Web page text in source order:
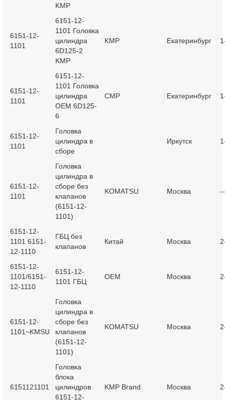
KMP
6151-12-
1101
6151-12-
1101 Головка
цилиндра
6D125-2
KMP
KMP Екатеринбург
6151-12-
1101
6151-12-
1101 Головка
цилиндра
OEM 6D125-
6
CMP Екатеринбург
6151-12-
1101
Головка
цилиндра в
сборе
Иркутск
6151-12-
1101
Головка
цилиндра в
сборе без
клапанов
(6151-12-
1101)
KOMATSU Москва
6151-12-
1101 6151-
12-1110
ГБЦ без
клапанов
Китай Москва
6151-12-
1101/6151-
12-1110
6151-12-
1101 ГБЦ
OEM Москва
6151-12-
1101~KMSU
Головка
цилиндра в
сборе без
клапанов
(6151-12-
1101)
KOMATSU Москва
6151121101
Головка
блока
цилиндров
6151-12-
KMP Brand Москва